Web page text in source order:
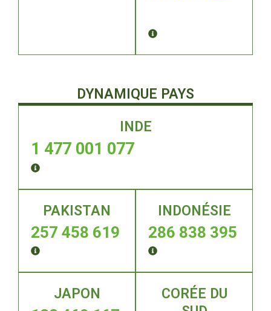
DYNAMIQUE PAYS
INDE
1 477 001 077
PAKISTAN
257 458 619
INDONÉSIE
286 838 395
JAPON
CORÉE DU